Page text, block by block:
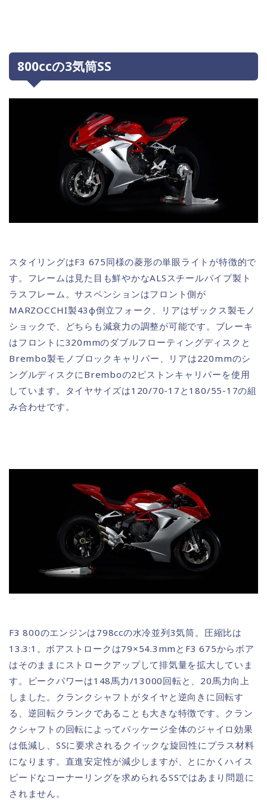
800ccの3気筒SS
スタイリングはF3 675同様の菱形の単眼ライトが特徴的で
す。フレームは見た目も鮮やかなALSスチールパイプ製ト
ラスフレーム。サスペンションはフロント側が
MARZOCCHI製43φ倒立フォーク、リアはザックス製モノ
ショックで、どちらも減衰力の調整が可能です。ブレーキ
はフロントに320mmのダブルフローティングディスクと
Brembo製モノブロックキャリパー、リアは220mmのシ
ングルディスクにBremboの2ピストンキャリパーを使用
しています。タイヤサイズは120/70-17と180/55-17の組
み合わせです。
F3 800のエンジンは798ccの水冷並列3気筒。圧縮比は
13.3:1。ボアストロークは79×54.3mmとF3 675からボア
はそのままにストロークアップして排気量を拡大していま
す。ピークパワーは148馬力/13000回転と、20馬力向上
しました。クランクシャフトがタイヤと逆向きに回転す
る、逆回転クランクであることも大きな特徴です。クラン
クシャフトの回転によってパッケージ全体のジャイロ効果
は低減し、SSに要求されるクイックな旋回性にプラス材料
になります。直進安定性が減少しますが、とにかくハイス
ピードなコーナーリングを求められるSSではあまり問題に
されません。